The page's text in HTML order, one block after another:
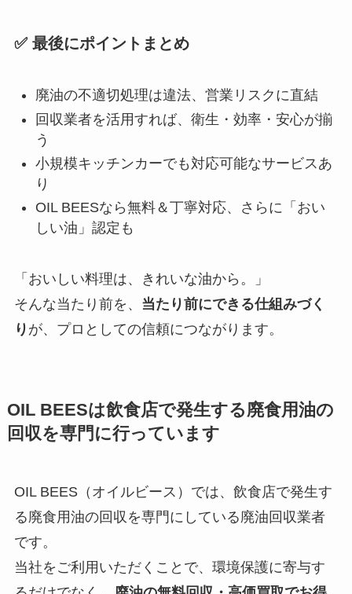
✅ 最後にポイントまとめ
廃油の不適切処理は違法、営業リスクに直結
回収業者を活用すれば、衛生・効率・安心が揃
う
小規模キッチンカーでも対応可能なサービスあ
り
OIL BEESなら無料＆丁寧対応、さらに「おい
しい油」認定も
「おいしい料理は、きれいな油から。」
そんな当たり前を、 当たり前にできる仕組みづく
り が、プロとしての信頼につながります。
OIL BEESは飲食店で発生する廃食用油の
回収を専門に行っています
OIL BEES（オイルビース）では、飲食店で発生す
る廃食用油の回収を専門にしている廃油回収業者
です。
当社をご利用いただくことで、環境保護に寄与す